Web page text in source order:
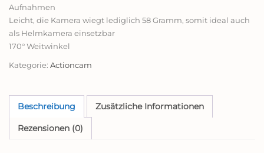
Aufnahmen
Leicht, die Kamera wiegt lediglich 58 Gramm, somit ideal auch
als Helmkamera einsetzbar
170° Weitwinkel
Kategorie: Actioncam
Beschreibung Zusätzliche Informationen
Rezensionen (0)